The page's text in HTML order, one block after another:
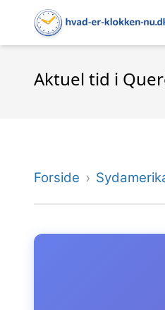
Aktuel tid i
Forside